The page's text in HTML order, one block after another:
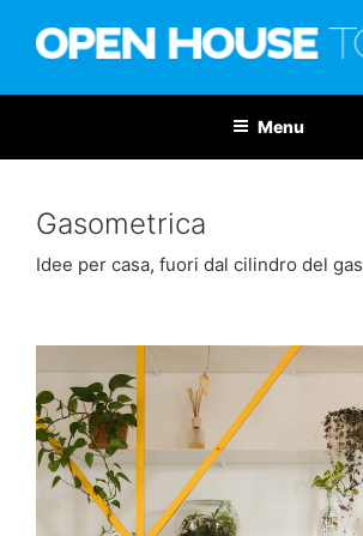
Menu
Gasometrica
Idee per casa, fuori dal cilindro del gas